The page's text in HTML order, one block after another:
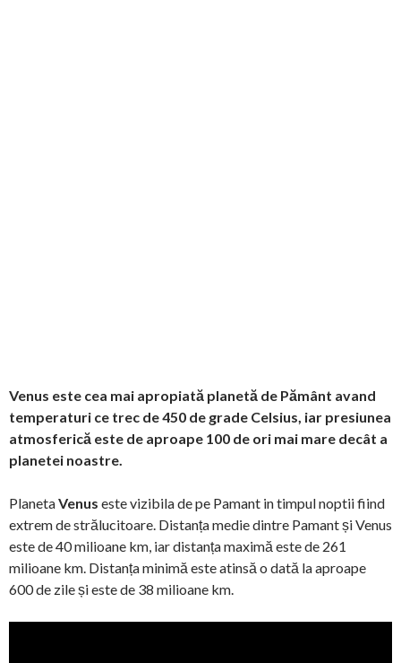
Venus este cea mai apropiată planetă de Pământ avand
temperaturi ce trec de 450 de grade Celsius, iar presiunea
atmosferică este de aproape 100 de ori mai mare decât a
planetei noastre.
PlanetaVenus este vizibila de pe Pamant in timpul noptii fiind
extrem de strălucitoare. Distanța medie dintre Pamant și Venus
este de 40 milioane km, iar distanța maximă este de 261
milioane km. Distanța minimă este atinsă o dată la aproape
600 de zile și este de 38 milioane km.